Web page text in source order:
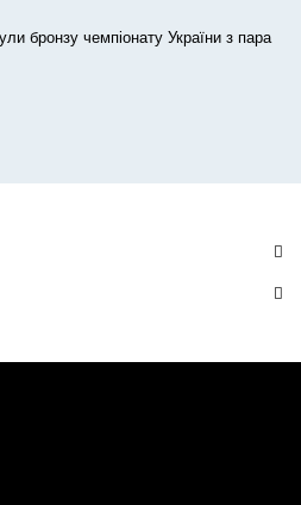
бронзу чемпіонату України з пара